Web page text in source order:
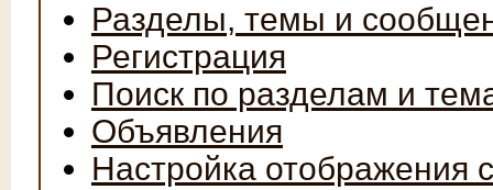
Разделы, темы и
Регистрация
Поиск по разделам и
Объявления
Настройка отображения